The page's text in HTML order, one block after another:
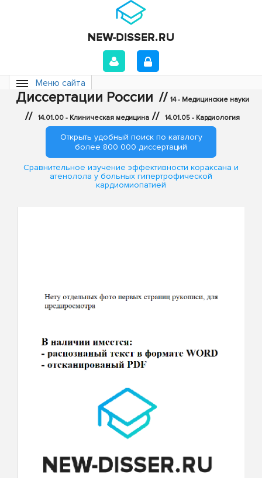
Меню сайта
Диссертации России // 14 - Медицинские науки
// 14.01.00 - Клиническая медицина // 14.01.05 - Кардиология
Открыть удобный поиск по каталогу
более 800 000 диссертаций
Сравнительное изучение эффективности кораксана и
атенолола у больных гипертрофической
кардиомиопатией